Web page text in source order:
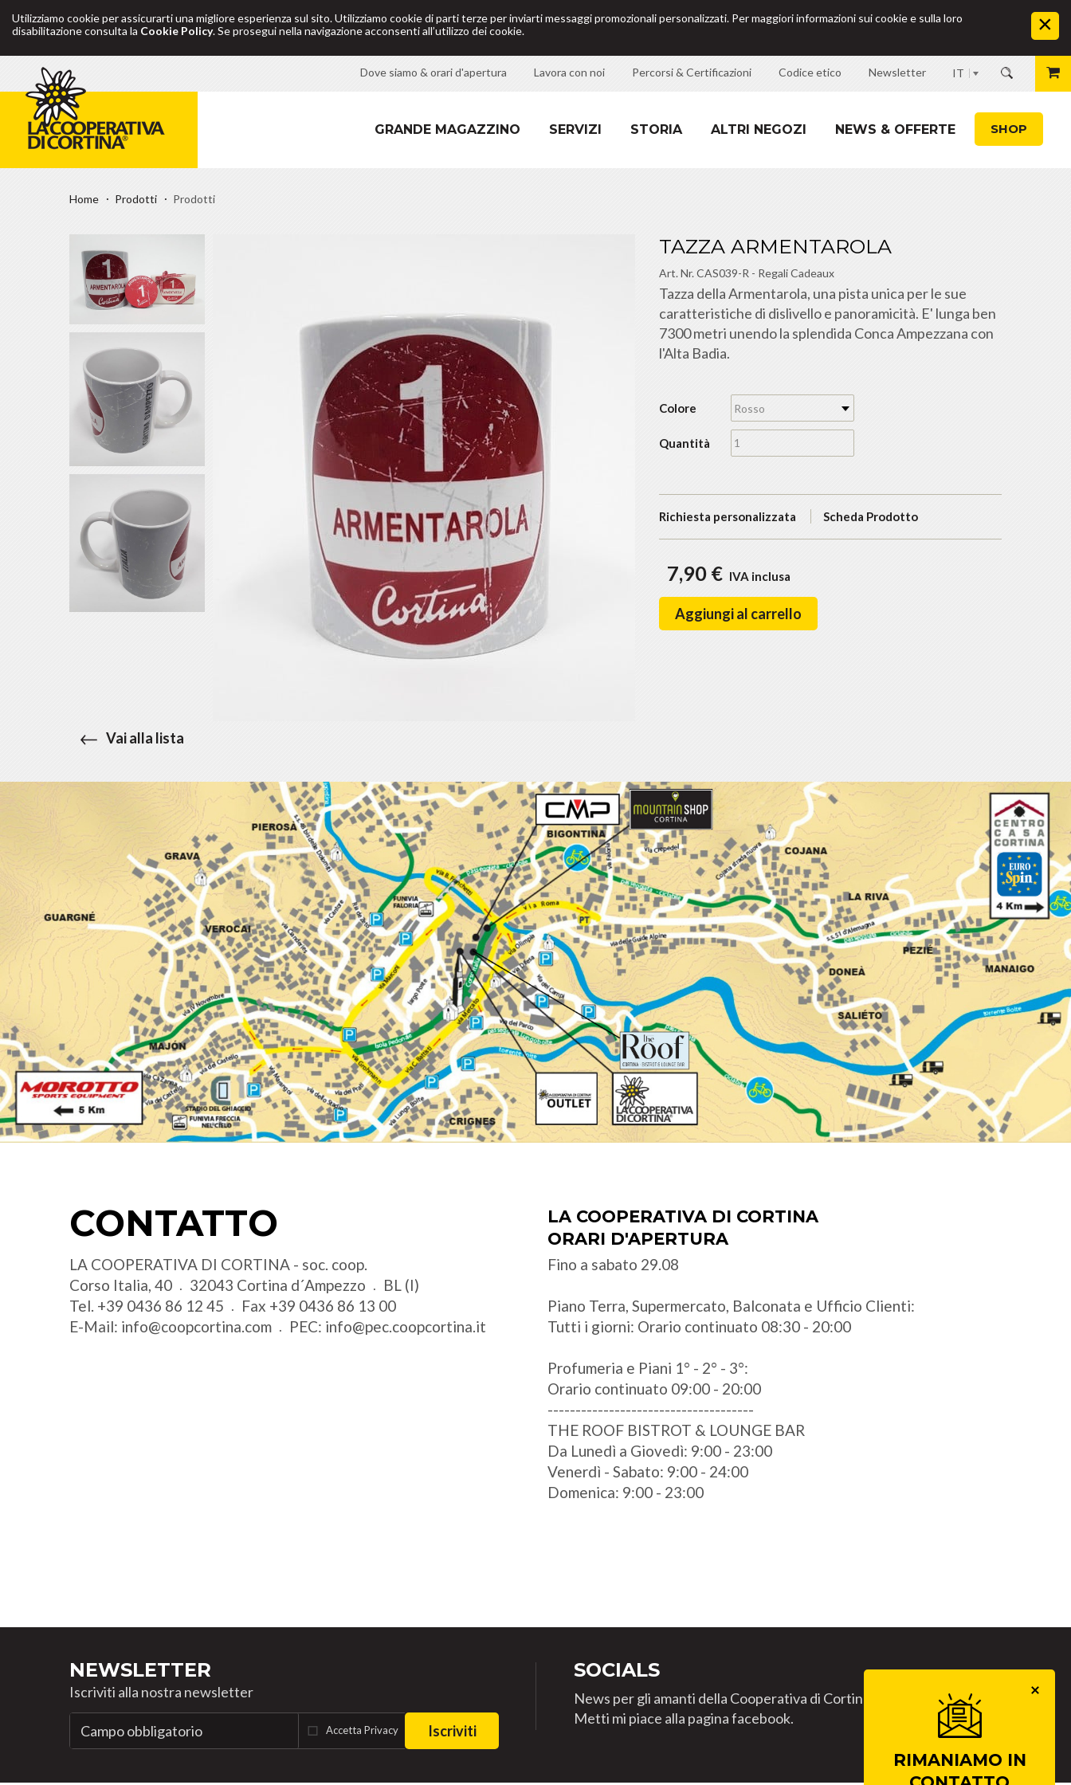
Utilizziamo cookie per assicurarti una migliore esperienza sul sito. Utilizziamo cookie di parti terze per inviarti messaggi promozionali personalizzati. Per maggiori informazioni sui cookie e sulla loro
disabilitazione consulta la Cookie Policy. Se prosegui nella navigazione acconsenti all’utilizzo dei cookie.
IT
Dove siamo & orari d'apertura Lavora con noi Percorsi & Certificazioni Codice etico Newsletter
GRANDE MAGAZZINO SERVIZI STORIA ALTRI NEGOZI NEWS & OFFERTE
Home Prodotti Prodotti
SHOP
TAZZA ARMENTAROLA
Art. Nr.CAS039-R - Regali Cadeaux
Tazza della Armentarola, una pista unica per le sue
caratteristiche di dislivello e panoramicità. E' lunga ben
7300 metri unendo la splendida Conca Ampezzana con
l'Alta Badia.
Colore Rosso
Quantità
Richiesta personalizzata Scheda Prodotto
7,90 € IVA inclusa
Aggiungi al carrello
Vai alla lista
CONTATTO
LA COOPERATIVA DI CORTINA - soc. coop.
Corso Italia, 40
32043 Cortina d´Ampezzo
BL (I)
Tel. +39 0436 86 12 45 Fax +39 0436 86 13 00
E-Mail: info@coopcortina.com PEC: info@pec.coopcortina.it
LA COOPERATIVA DI CORTINA
ORARI D'APERTURA
Fino a sabato 29.08
Piano Terra, Supermercato, Balconata e Ufficio Clienti:
Tutti i giorni: Orario continuato 08:30 - 20:00
Profumeria e Piani 1° - 2° - 3°:
Orario continuato 09:00 - 20:00
-------------------------------------
THE ROOF BISTROT & LOUNGE BAR
Da Lunedì a Giovedì: 9:00 - 23:00
Venerdì - Sabato: 9:00 - 24:00
Domenica: 9:00 - 23:00
NEWSLETTER
Iscriviti alla nostra newsletter
Accetta Privacy Iscriviti
SOCIALS
News per gli amanti della Cooperativa di Cortina.
Metti mi piace alla pagina facebook.
RIMANIAMO IN